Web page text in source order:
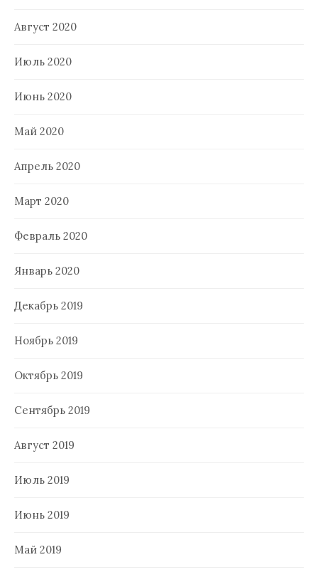
Август 2020
Июль 2020
Июнь 2020
Май 2020
Апрель 2020
Март 2020
Февраль 2020
Январь 2020
Декабрь 2019
Ноябрь 2019
Октябрь 2019
Сентябрь 2019
Август 2019
Июль 2019
Июнь 2019
Май 2019